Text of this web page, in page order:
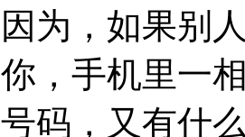
因为，如果别
你，手机里一
号码，又有什